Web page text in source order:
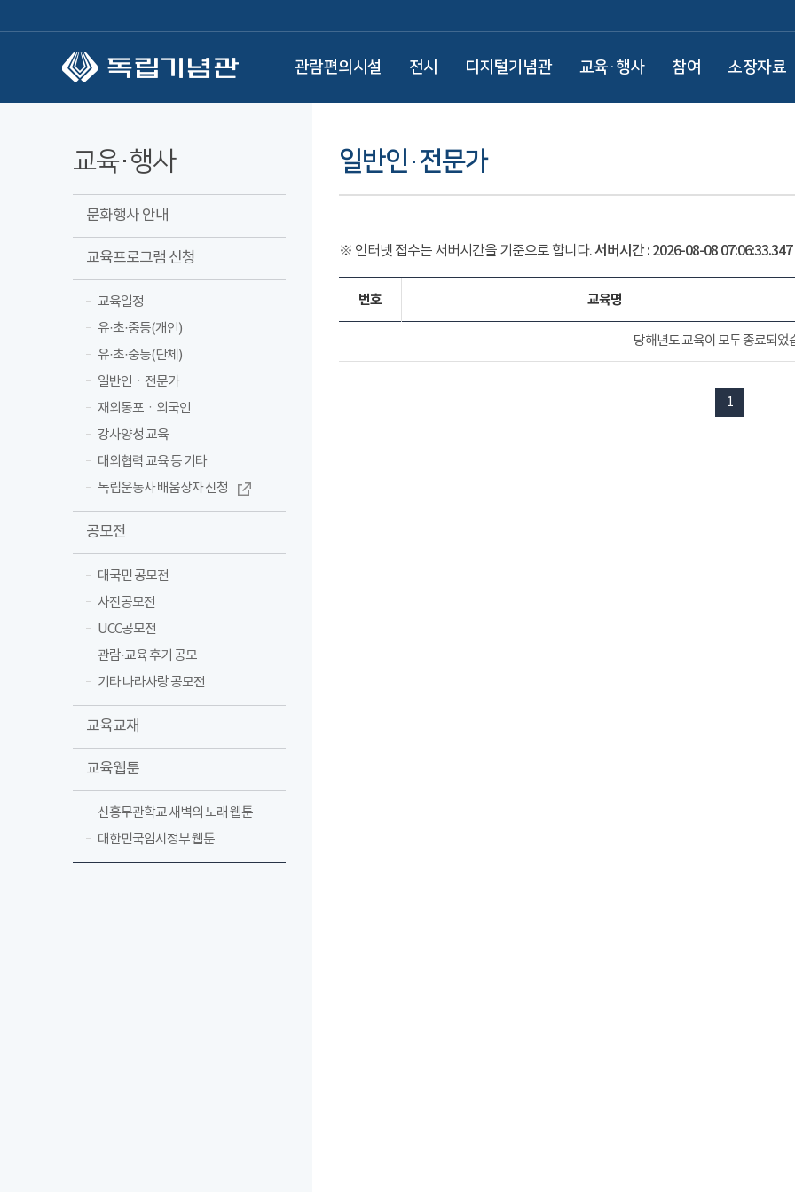
관람편의시설 전시 디지털기념관 교육·행사 참여 소장자료
교육·행사
문화행사 안내
교육프로그램 신청
교육일정
유·초·중등(개인)
유·초·중등(단체)
일반인ㆍ전문가
재외동포ㆍ외국인
강사양성 교육
대외협력 교육 등 기타
독립운동사 배움상자 신청
공모전
대국민 공모전
사진공모전
UCC공모전
관람·교육 후기 공모
기타 나라사랑 공모전
교육교재
교육웹툰
신흥무관학교 새벽의 노래 웹툰
대한민국임시정부 웹툰
일반인·전문가
※ 인터넷 접수는 서버시간을 기준으로 합니다.서버시간 : 2026-08-08 07:06:33.397
번호 교육명
당해년도 교육이 모두 종료되었
1